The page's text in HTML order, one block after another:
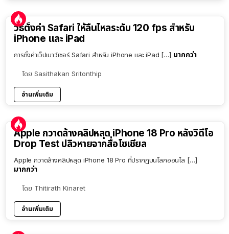
วิธีตั้งค่า Safari ให้ลื่นไหลระดับ 120 fps สำหรับ
iPhone และ iPad
การตั้งค่าเว็ปเบาว์เซอร์ Safari สำหรับ iPhone และ iPad […] มากกว่า
โดย Sasithakan Sritonthip
อ่านเพิ่มเติม
Apple กวาดล้างคลิปหลุด iPhone 18 Pro หลังวิดีโอ
Drop Test ปลิวหายจากสื่อโซเชียล
Apple กวาดล้างคลิปหลุด iPhone 18 Pro ที่ปรากฏบนโลกออนไล […]
มากกว่า
โดย Thitirath Kinaret
อ่านเพิ่มเติม